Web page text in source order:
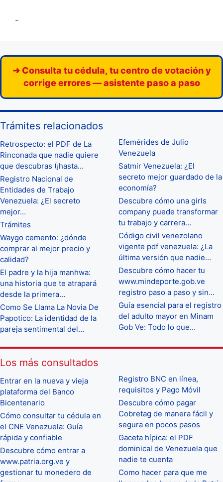
-
➜ Consulta tu cédula, tu centro de votación y
corrige errores — asistente paso a paso
Trámites relacionados
Retrospecto: el PDF de La
Rinconada que nadie quiere
que descubras (¡hasta…
Registro Nacional de
Entidades de Trabajo
Venezuela: ¿El secreto
mejor…
Trámites
Waygo cemento: ¿dónde
comprar al mejor precio y
calidad?
El padre y la hija manhwa:
una historia que te atrapará
desde la primera…
Como Se Llama La Novia De
Papotico: La identidad de la
pareja sentimental del…
Efemérides de Julio
Venezuela
Satmir Venezuela: ¿El
secreto mejor guardado de la
economía?
Descubre cómo una girls
company puede transformar
tu trabajo y carrera…
Código civil venezolano
vigente pdf venezuela: ¿La
última versión que nadie…
Descubre cómo hacer tu
www.mindeporte.gob.ve
registro paso a paso y sin…
Guía esencial para el registro
del adulto mayor en Minam
Gob Ve: Todo lo que…
Los más consultados
Entrar en la nueva y vieja
plataforma del Banco
Bicentenario
Cómo consultar tu cédula en
el CNE Venezuela: Guía
rápida y confiable
Descubre cómo entrar a
www.patria.org.ve y
gestionar tu monedero de
Registro BNC en línea,
requisitos y Pago Móvil
Descubre cómo pagar
Cobretag de manera fácil y
segura en pocos pasos
Gaceta hípica: el PDF
dominical de Venezuela que
nadie te cuenta
Como hacer para que me